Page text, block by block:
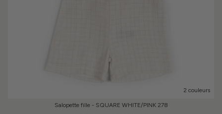
2 couleurs
Salopette fille - SQUARE WHITE/PINK 278